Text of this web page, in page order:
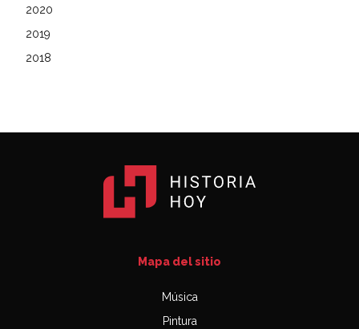
2020
2019
2018
Mapa del sitio
Música
Pintura